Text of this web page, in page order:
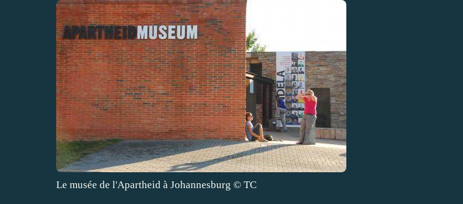
Le musée de l'Apartheid à Johannesburg © TC